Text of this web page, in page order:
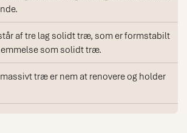
af tre lag solidt træ, som er formstabilt
som solidt træ.
træ er nem at renovere og holder